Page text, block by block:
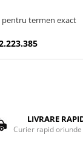
pentru termen exact
LIVRARE
Curier rapid